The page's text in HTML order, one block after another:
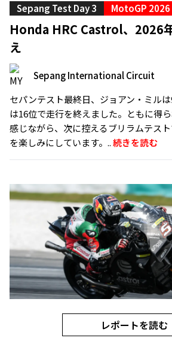
Sepang Test Day 3
MotoGP 2026
Honda HRC Castrol、2026
え
Sepang International Circuit
セパンテスト最終日、ジョアン・ミル
は16位で走行を終えました。ともに得
感じながら、次に控えるブリラムテス
を楽しみにしています。..続きを読む
レポートを読む